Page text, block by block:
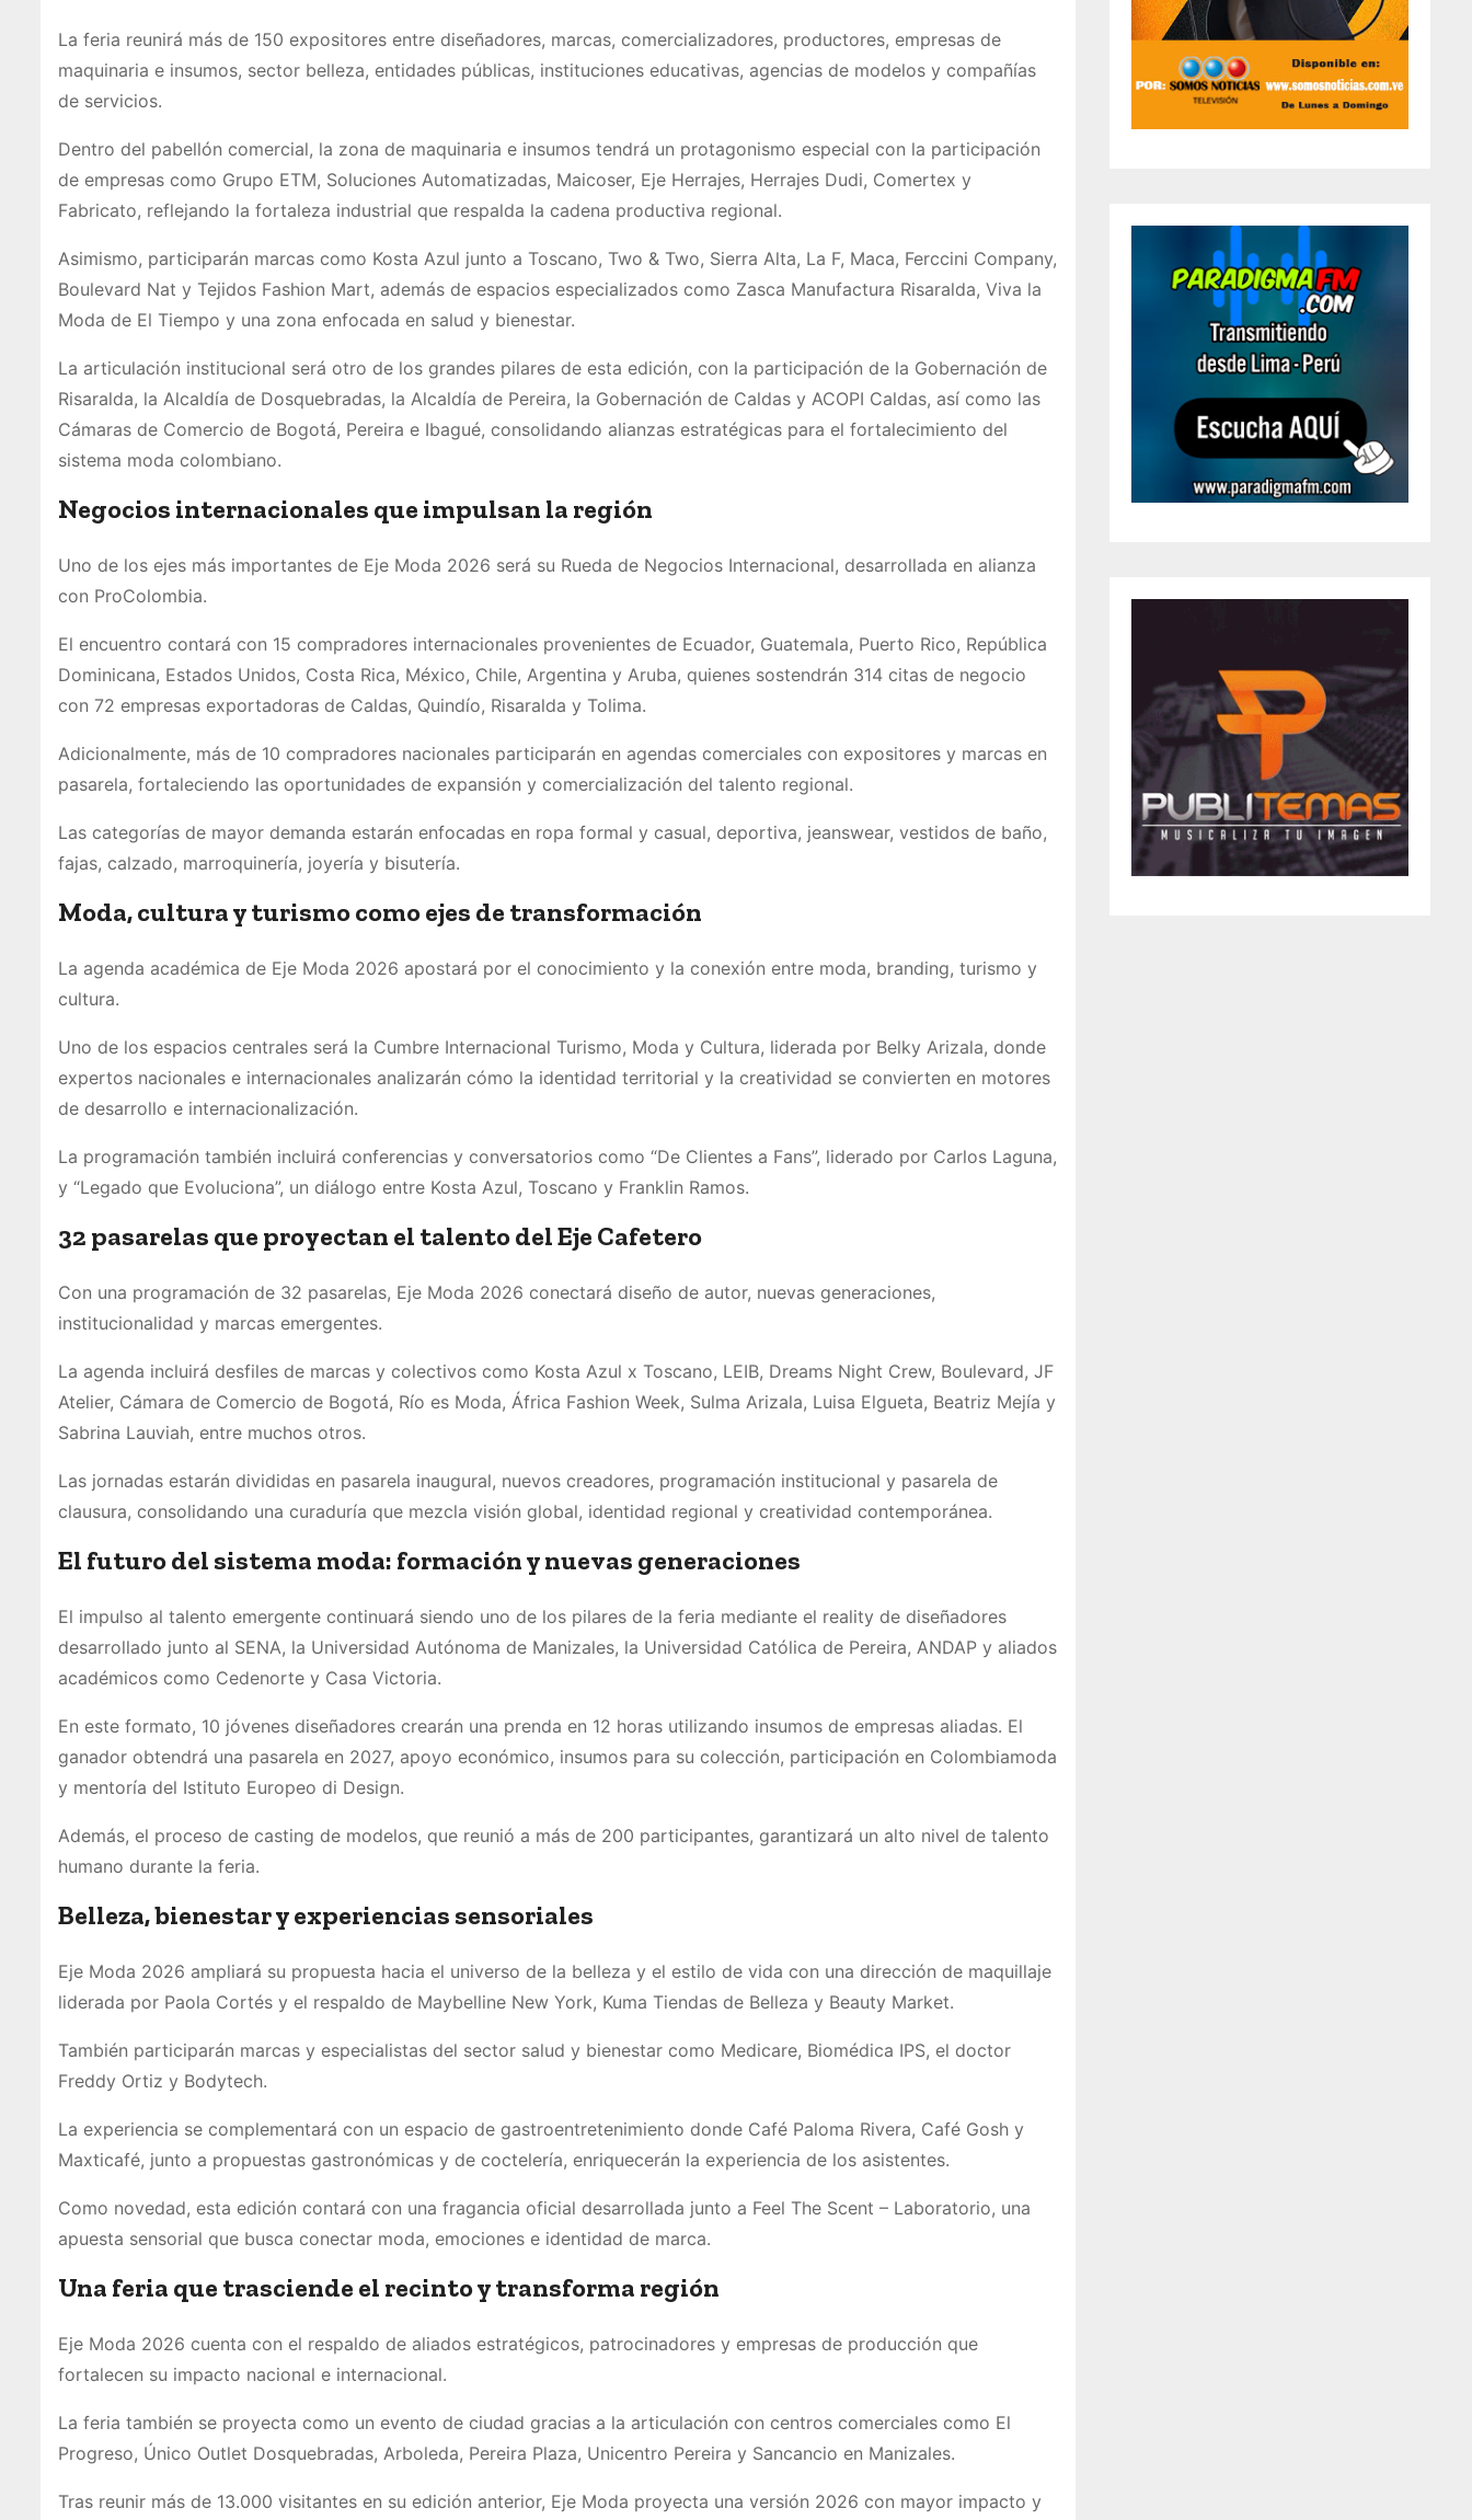
La feria reunirá más de 150 expositores entre diseñadores, marcas, comercializadores, productores, empresas de
maquinaria e insumos, sector belleza, entidades públicas, instituciones educativas, agencias de modelos y compañías
de servicios.
Dentro del pabellón comercial, la zona de maquinaria e insumos tendrá un protagonismo especial con la participación
de empresas como Grupo ETM, Soluciones Automatizadas, Maicoser, Eje Herrajes, Herrajes Dudi, Comertex y
Fabricato, reflejando la fortaleza industrial que respalda la cadena productiva regional.
Asimismo, participarán marcas como Kosta Azul junto a Toscano, Two & Two, Sierra Alta, La F, Maca, Ferccini Company,
Boulevard Nat y Tejidos Fashion Mart, además de espacios especializados como Zasca Manufactura Risaralda, Viva la
Moda de El Tiempo y una zona enfocada en salud y bienestar.
La articulación institucional será otro de los grandes pilares de esta edición, con la participación de la Gobernación de
Risaralda, la Alcaldía de Dosquebradas, la Alcaldía de Pereira, la Gobernación de Caldas y ACOPI Caldas, así como las
Cámaras de Comercio de Bogotá, Pereira e Ibagué, consolidando alianzas estratégicas para el fortalecimiento del
sistema moda colombiano.
Negocios internacionales que impulsan la región
Uno de los ejes más importantes de Eje Moda 2026 será su Rueda de Negocios Internacional, desarrollada en alianza
con ProColombia.
El encuentro contará con 15 compradores internacionales provenientes de Ecuador, Guatemala, Puerto Rico, República
Dominicana, Estados Unidos, Costa Rica, México, Chile, Argentina y Aruba, quienes sostendrán 314 citas de negocio
con 72 empresas exportadoras de Caldas, Quindío, Risaralda y Tolima.
Adicionalmente, más de 10 compradores nacionales participarán en agendas comerciales con expositores y marcas en
pasarela, fortaleciendo las oportunidades de expansión y comercialización del talento regional.
Las categorías de mayor demanda estarán enfocadas en ropa formal y casual, deportiva, jeanswear, vestidos de baño,
fajas, calzado, marroquinería, joyería y bisutería.
Moda, cultura y turismo como ejes de transformación
La agenda académica de Eje Moda 2026 apostará por el conocimiento y la conexión entre moda, branding, turismo y
cultura.
Uno de los espacios centrales será la Cumbre Internacional Turismo, Moda y Cultura, liderada por Belky Arizala, donde
expertos nacionales e internacionales analizarán cómo la identidad territorial y la creatividad se convierten en motores
de desarrollo e internacionalización.
La programación también incluirá conferencias y conversatorios como “De Clientes a Fans”, liderado por Carlos Laguna,
y “Legado que Evoluciona”, un diálogo entre Kosta Azul, Toscano y Franklin Ramos.
32 pasarelas que proyectan el talento del Eje Cafetero
Con una programación de 32 pasarelas, Eje Moda 2026 conectará diseño de autor, nuevas generaciones,
institucionalidad y marcas emergentes.
La agenda incluirá desfiles de marcas y colectivos como Kosta Azul x Toscano, LEIB, Dreams Night Crew, Boulevard, JF
Atelier, Cámara de Comercio de Bogotá, Río es Moda, África Fashion Week, Sulma Arizala, Luisa Elgueta, Beatriz Mejía y
Sabrina Lauviah, entre muchos otros.
Las jornadas estarán divididas en pasarela inaugural, nuevos creadores, programación institucional y pasarela de
clausura, consolidando una curaduría que mezcla visión global, identidad regional y creatividad contemporánea.
El futuro del sistema moda: formación y nuevas generaciones
El impulso al talento emergente continuará siendo uno de los pilares de la feria mediante el reality de diseñadores
desarrollado junto al SENA, la Universidad Autónoma de Manizales, la Universidad Católica de Pereira, ANDAP y aliados
académicos como Cedenorte y Casa Victoria.
En este formato, 10 jóvenes diseñadores crearán una prenda en 12 horas utilizando insumos de empresas aliadas. El
ganador obtendrá una pasarela en 2027, apoyo económico, insumos para su colección, participación en Colombiamoda
y mentoría del Istituto Europeo di Design.
Además, el proceso de casting de modelos, que reunió a más de 200 participantes, garantizará un alto nivel de talento
humano durante la feria.
Belleza, bienestar y experiencias sensoriales
Eje Moda 2026 ampliará su propuesta hacia el universo de la belleza y el estilo de vida con una dirección de maquillaje
liderada por Paola Cortés y el respaldo de Maybelline New York, Kuma Tiendas de Belleza y Beauty Market.
También participarán marcas y especialistas del sector salud y bienestar como Medicare, Biomédica IPS, el doctor
Freddy Ortiz y Bodytech.
La experiencia se complementará con un espacio de gastroentretenimiento donde Café Paloma Rivera, Café Gosh y
Maxticafé, junto a propuestas gastronómicas y de coctelería, enriquecerán la experiencia de los asistentes.
Como novedad, esta edición contará con una fragancia oficial desarrollada junto a Feel The Scent – Laboratorio, una
apuesta sensorial que busca conectar moda, emociones e identidad de marca.
Una feria que trasciende el recinto y transforma región
Eje Moda 2026 cuenta con el respaldo de aliados estratégicos, patrocinadores y empresas de producción que
fortalecen su impacto nacional e internacional.
La feria también se proyecta como un evento de ciudad gracias a la articulación con centros comerciales como El
Progreso, Único Outlet Dosquebradas, Arboleda, Pereira Plaza, Unicentro Pereira y Sancancio en Manizales.
Tras reunir más de 13.000 visitantes en su edición anterior, Eje Moda proyecta una versión 2026 con mayor impacto y